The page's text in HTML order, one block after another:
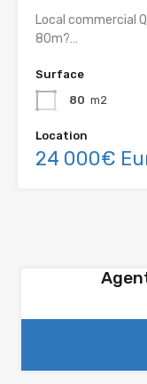
Local commercial
80m?…
Surface
80 m2
Location
24 000€